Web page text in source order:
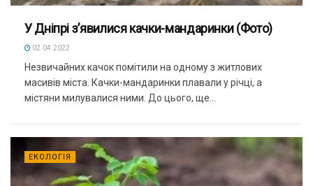
У Дніпрі з’явилися качки-мандаринки (Фото)
02.04.2022
Незвичайних качок помітили на одному з житлових
масивів міста. Качки-мандаринки плавали у річці, а
містяни милувалися ними. До цього, ще...
ЕКОЛОГІЯ